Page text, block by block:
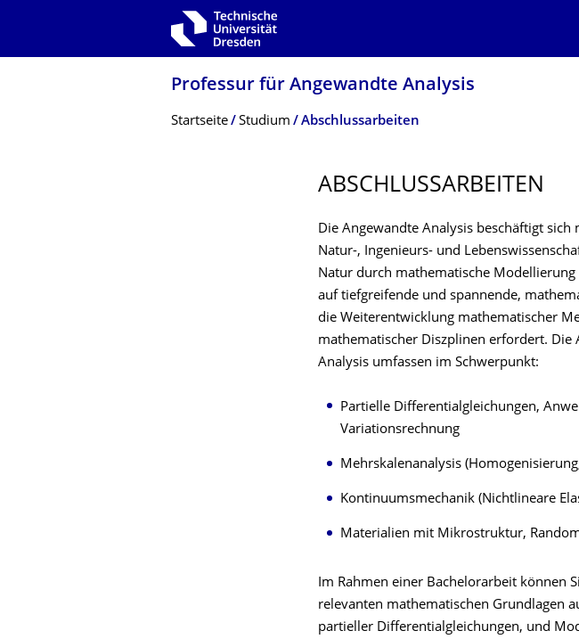
Zur Hauptnavigation springen
Professur für Angewandte Analysis
Breadcrumb-Menü
Startseite Studium Abschlussarbeiten
ABSCHLUSSARBEI­TEN
Die Angewandte Analysis beschäftigt
Natur-, Ingenieurs- und
Natur durch mathematische
auf tiefgreifende und spannende,
die Weiterentwicklung mathematischer
mathematischer Diszplinen erfordert. Die
Analysis umfassen im Schwerpunkt:
Partielle Differentialgleichungen,
Variationsrechnung
Mehrskalenanalysis
Kontinuumsmechanik (Nichtlineare
Materialien mit Mikrostruktur,
Im Rahmen einer Bachelorarbeit können
relevanten mathematischen Grundlagen
partieller Differentialgleichungen, und